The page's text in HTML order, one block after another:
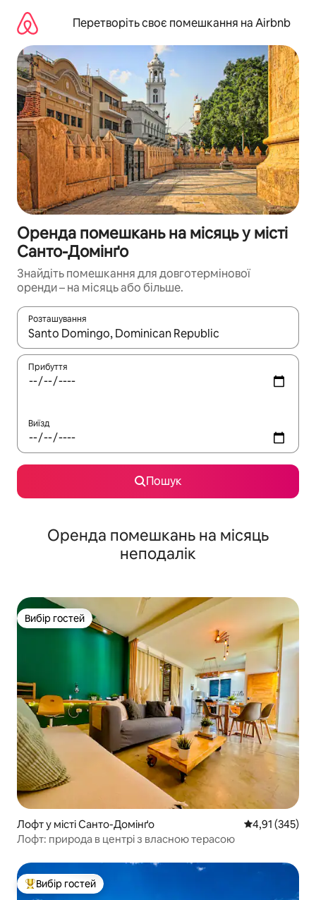
вмісту
Перетворіть своє помешкання на Airbnb
Оренда помешкань на місяць у місті
Санто-Домінґо
Знайдіть помешкання для довготермінової
оренди – на місяць або більше.
Розташування
Отримавши результати пошуку, використовуйте для
Прибуття
Виїзд
Пошук
Оренда помешкань на місяць
неподалік
Вибір гостей
Вибір гостей
Лофт у місті Санто-Домінґо Середня
4,91 (345)
Лофт: природа в центрі з власною терасою
Топ вибір гостей
Вибір гостей